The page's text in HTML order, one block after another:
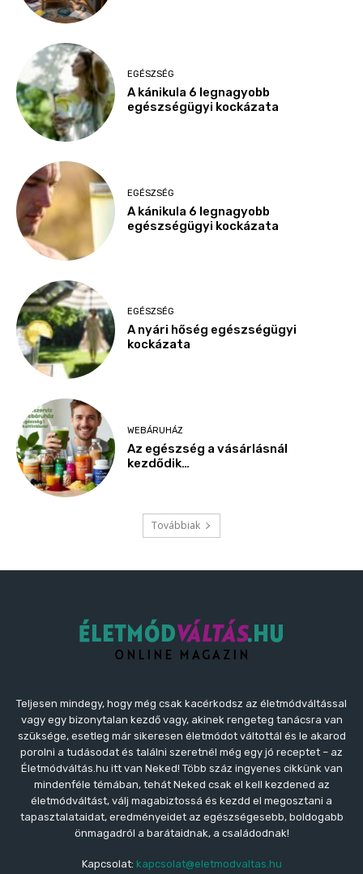
EGÉSZSÉG
A kánikula 6 legnagyobb
egészségügyi kockázata
EGÉSZSÉG
A kánikula 6 legnagyobb
egészségügyi kockázata
EGÉSZSÉG
A nyári hőség egészségügyi
kockázata
WEBÁRUHÁZ
Az egészség a vásárlásnál
kezdődik…
Továbbiak
Teljesen mindegy, hogy még csak kacérkodsz az életmódváltással
vagy egy bizonytalan kezdő vagy, akinek rengeteg tanácsra van
szüksége, esetleg már sikeresen életmódot váltottál és le akarod
porolni a tudásodat és találni szeretnél még egy jó receptet – az
Életmódváltás.hu itt van Neked! Több száz ingyenes cikkünk van
mindenféle témában, tehát Neked csak el kell kezdened az
életmódváltást, válj magabiztossá és kezdd el megosztani a
tapasztalataidat, eredményeidet az egészségesebb, boldogabb
önmagadról a barátaidnak, a családodnak!
Kapcsolat: kapcsolat@eletmodvaltas.hu